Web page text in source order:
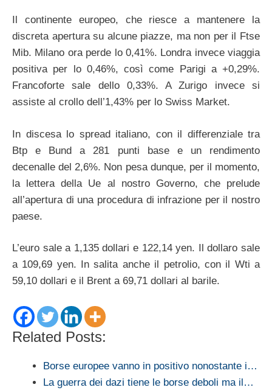
Il continente europeo, che riesce a mantenere la
discreta apertura su alcune piazze, ma non per il Ftse
Mib. Milano ora perde lo 0,41%. Londra invece viaggia
positiva per lo 0,46%, così come Parigi a +0,29%.
Francoforte sale dello 0,33%. A Zurigo invece si
assiste al crollo dell’1,43% per lo Swiss Market.
In discesa lo spread italiano, con il differenziale tra
Btp e Bund a 281 punti base e un rendimento
decenalle del 2,6%. Non pesa dunque, per il momento,
la lettera della Ue al nostro Governo, che prelude
all’apertura di una procedura di infrazione per il nostro
paese.
L’euro sale a 1,135 dollari e 122,14 yen. Il dollaro sale
a 109,69 yen. In salita anche il petrolio, con il Wti a
59,10 dollari e il Brent a 69,71 dollari al barile.
Related Posts:
Borse europee vanno in positivo nonostante i…
La guerra dei dazi tiene le borse deboli ma il…